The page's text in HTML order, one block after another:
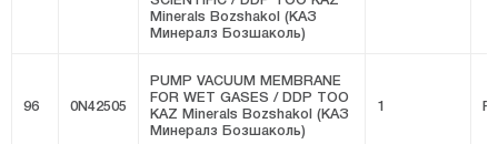
Minerals Bozshakol (КАЗ
Минералз Бозшаколь)
96 0N42505
PUMP VACUUM MEMBRANE
FOR WET GASES / DDP ТОО
KAZ Minerals Bozshakol (КАЗ
Минералз Бозшаколь)
1